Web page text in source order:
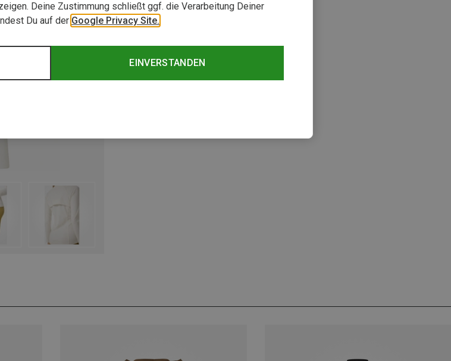
Deine Zustimmung schließt ggf. die Verarbeitung Deiner
Du auf der Google Privacy Site.
EINVERSTANDEN